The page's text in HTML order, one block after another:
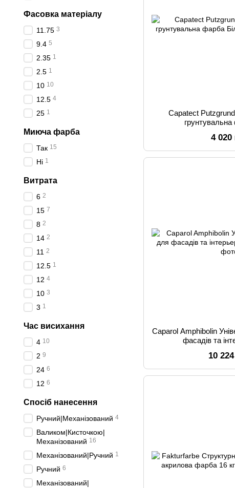
Capatect
4 020
Caparol Amphibolin
фасадів та
10
Фасовка матеріалу
11.75 3
9.4 5
2.35 1
2.5 1
10 10
12.5 4
25 1
Миюча фарба
Так 15
Ні 1
Витрата
6 2
15 7
8 2
14 2
11 2
12.5 1
12 4
10 3
3 1
Час висихання
4 10
2 9
24 6
12 6
Спосіб нанесення
Ручний|Механізований 4
Валиком|Кисточкою|
Механізований 16
Механізований|Ручний 1
Ручний 6
Механізований|